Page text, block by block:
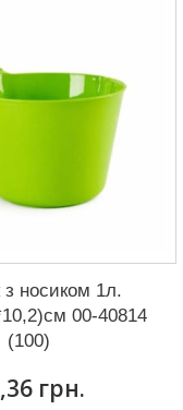
носиком 1л.
00-40814
(100)
грн.